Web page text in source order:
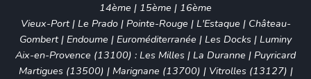
14ème | 15ème | 16ème
Vieux-Port| Le Prado| Pointe-Rouge | L'Estaque | Château-
Gombert| Endoume | Euroméditerranée | Les Docks | Luminy
Aix-en-Provence (13100) : Les Milles | La Duranne | Puyricard
Martigues (13500) | Marignane (13700) | Vitrolles (13127) |